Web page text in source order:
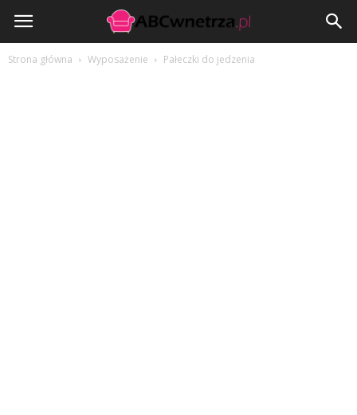
ABCwnetrza.pl
Strona główna Wyposażenie Pałeczki do jedzenia